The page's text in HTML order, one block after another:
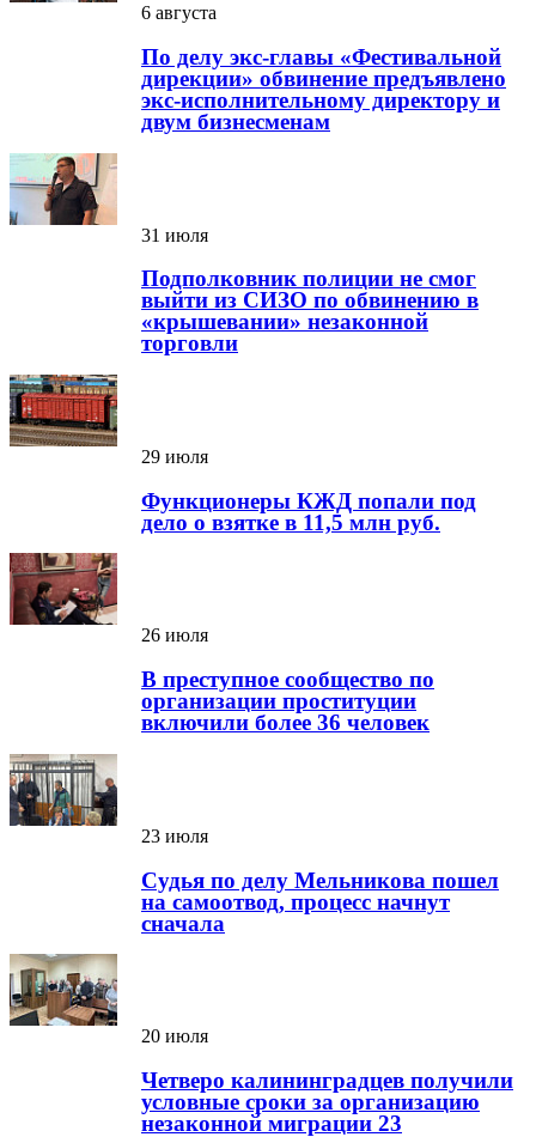
6 августа
По делу экс-главы «Фестивальной
дирекции» обвинение предъявлено
экс-исполнительному директору и
двум бизнесменам
31 июля
Подполковник полиции не смог
выйти из СИЗО по обвинению в
«крышевании» незаконной
торговли
29 июля
Функционеры КЖД попали под
дело о взятке в 11,5 млн руб.
26 июля
В преступное сообщество по
организации проституции
включили более 36 человек
23 июля
Судья по делу Мельникова пошел
на самоотвод, процесс начнут
сначала
20 июля
Четверо калининградцев получили
условные сроки за организацию
незаконной миграции 23